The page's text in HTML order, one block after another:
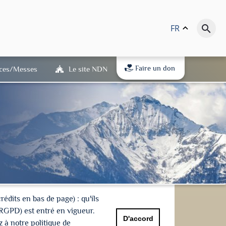
FR keyboard_arrow_up search
Messes Le site NDN Faire un don
en bas de page) : qu'ils
est entré en vigueur.
à notre politique de
D'accord